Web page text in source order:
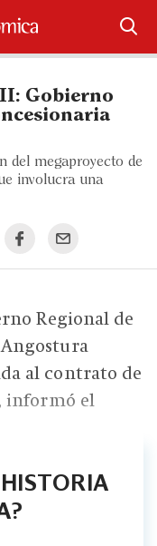
II: Gobierno
del megaproyecto de
involucra una
Regional de
al contrato de
informó el